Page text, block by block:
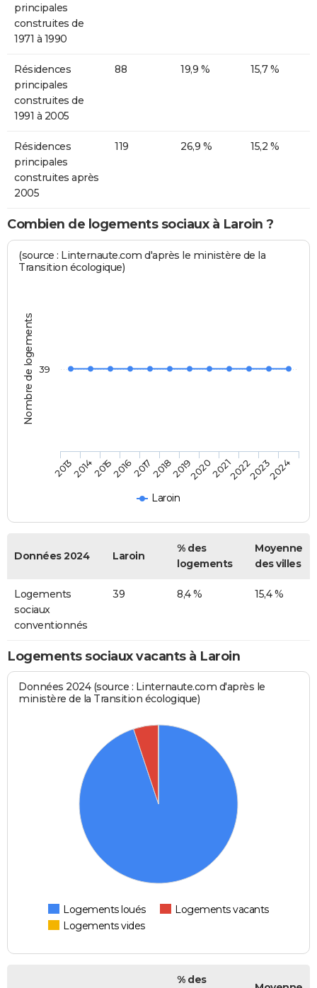
principales
construites de
1971 à 1990
Résidences
principales
construites de
1991 à 2005
88 19,9 % 15,7 %
Résidences
principales
construites après
2005
119 26,9 % 15,2 %
Combien de logements sociaux à Laroin ?
Nombre de logements
(source : Linternaute.com d'après le ministère de la
Transition écologique)
Laroin
201320142015201620172018201920202021202220232024
39
Données 2024 Laroin
% des
logements
Moyenne
des villes
Logements
sociaux
conventionnés
39 8,4 % 15,4 %
Logements sociaux vacants à Laroin
Données 2024 (source : Linternaute.com d'après le
ministère de la Transition écologique)
Logements loués
Logements vacants
Logements vides
% des